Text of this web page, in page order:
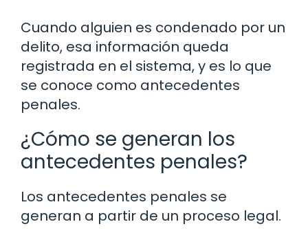
Cuando alguien es condenado por un
delito, esa información queda
registrada en el sistema, y es lo que
se conoce como antecedentes
penales.
¿Cómo se generan los
antecedentes penales?
Los antecedentes penales se
generan a partir de un proceso legal.